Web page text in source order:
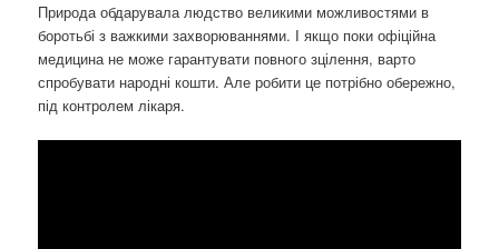
Природа обдарувала людство великими можливостями в
боротьбі з важкими захворюваннями. І якщо поки офіційна
медицина не може гарантувати повного зцілення, варто
спробувати народні кошти. Але робити це потрібно обережно,
під контролем лікаря.